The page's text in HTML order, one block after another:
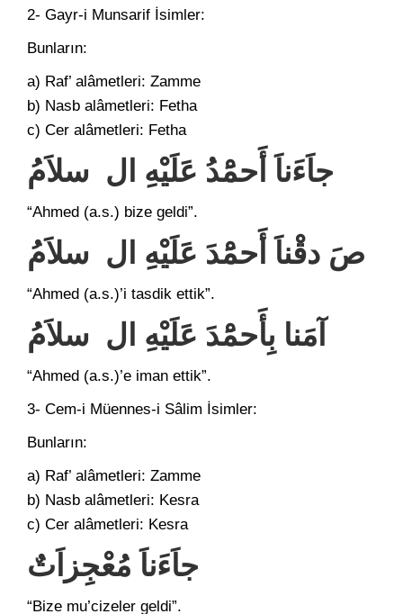
2- Gayr-i Munsarif İsimler:
Bunların:
a) Raf’ alâmetleri: Zamme
b) Nasb alâmetleri: Fetha
c) Cer alâmetleri: Fetha
جاَءَناَ أَحمَْدُ عَلَيْهِ ال سلاَمُ
“Ahmed (a.s.) bize geldi”.
صَ دقْناَ أَحمَْدَ عَلَيْهِ ال سلاَمُ
“Ahmed (a.s.)’i tasdik ettik”.
آمَنا بِأَحمَْدَ عَلَيْهِ ال سلاَمُ
“Ahmed (a.s.)’e iman ettik”.
3- Cem-i Müennes-i Sâlim İsimler:
Bunların:
a) Raf’ alâmetleri: Zamme
b) Nasb alâmetleri: Kesra
c) Cer alâmetleri: Kesra
جاَءَناَ مُعْجِزاَتٌ
“Bize mu’cizeler geldi”.